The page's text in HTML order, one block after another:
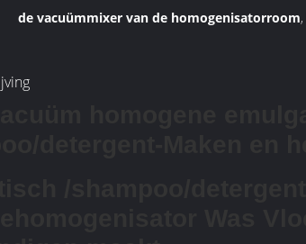
de vacuümmixer van de homogenisatorroom,